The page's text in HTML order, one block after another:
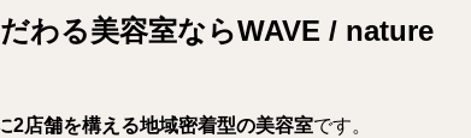
わる美容室ならWAVE / nature
2店舗を構える地域密着型の美容室です。